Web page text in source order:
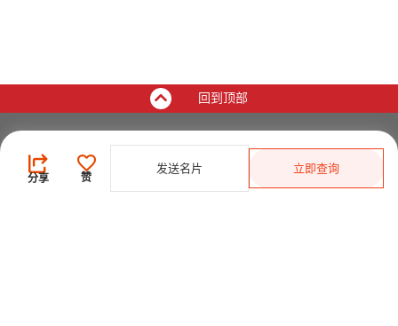
分享 赞
发送名片 立即查询
回到顶部
登录/ 免费注册